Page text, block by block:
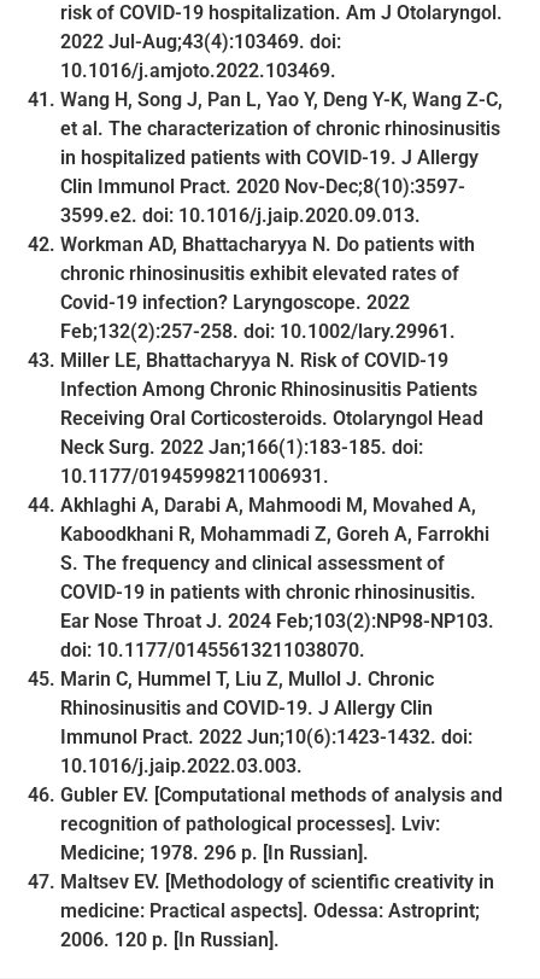
risk of COVID-19 hospitalization. Am J Otolaryngol.
2022 Jul-Aug;43(4):103469. doi:
10.1016/j.amjoto.2022.103469.
Wang H, Song J, Pan L, Yao Y, Deng Y-K, Wang Z-C,
et al. The characterization of chronic rhinosinusitis
in hospitalized patients with COVID-19. J Allergy
Clin Immunol Pract. 2020 Nov-Dec;8(10):3597-
3599.e2. doi: 10.1016/j.jaip.2020.09.013.
Workman AD, Bhattacharyya N. Do patients with
chronic rhinosinusitis exhibit elevated rates of
Covid-19 infection? Laryngoscope. 2022
Feb;132(2):257-258. doi: 10.1002/lary.29961.
Miller LE, Bhattacharyya N. Risk of COVID-19
Infection Among Chronic Rhinosinusitis Patients
Receiving Oral Corticosteroids. Otolaryngol Head
Neck Surg. 2022 Jan;166(1):183-185. doi:
10.1177/01945998211006931.
Akhlaghi A, Darabi A, Mahmoodi M, Movahed A,
Kaboodkhani R, Mohammadi Z, Goreh A, Farrokhi
S. The frequency and clinical assessment of
COVID-19 in patients with chronic rhinosinusitis.
Ear Nose Throat J. 2024 Feb;103(2):NP98-NP103.
doi: 10.1177/01455613211038070.
Marin C, Hummel T, Liu Z, Mullol J. Chronic
Rhinosinusitis and COVID-19. J Allergy Clin
Immunol Pract. 2022 Jun;10(6):1423-1432. doi:
10.1016/j.jaip.2022.03.003.
Gubler EV. [Computational methods of analysis and
recognition of pathological processes]. Lviv:
Medicine; 1978. 296 p. [In Russian].
Maltsev EV. [Methodology of scientific creativity in
medicine: Practical aspects]. Odessa: Astroprint;
2006. 120 p. [In Russian].